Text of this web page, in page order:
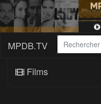
MPDB.TV
Films